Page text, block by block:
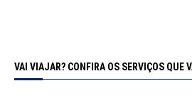
VAI VIAJAR? CONFIRA OS SERVIÇOS QUE